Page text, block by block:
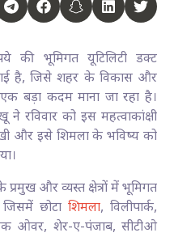
की भूमिगत यूटिलिटी डक्ट
है, जिसे शहर के विकास और
बड़ा कदम माना जा रहा है।
रविवार को इस महत्वाकांक्षी
और इसे शिमला के भविष्य को
और व्यस्त क्षेत्रों में भूमिगत
छोटा शिमला, विलीपार्क,
ओवर, शेर-ए-पंजाब, सीटीओ